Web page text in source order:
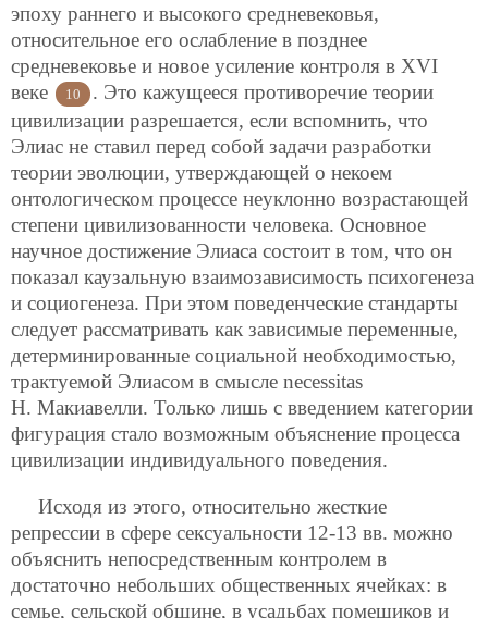
эпоху раннего и высокого средневековья,
относительное его ослабление в позднее
средневековье и новое усиление контроля в XVI
веке
10
. Это кажущееся противоречие теории
цивилизации разрешается, если вспомнить, что
Элиас не ставил перед собой задачи разработки
теории эволюции, утверждающей о некоем
онтологическом процессе неуклонно возрастающей
степени цивилизованности человека. Основное
научное достижение Элиаса состоит в том, что он
показал каузальную взаимозависимость психогенеза
и социогенеза. При этом поведенческие стандарты
следует рассматривать как зависимые переменные,
детерминированные социальной необходимостью,
трактуемой Элиасом в смысле necessitas
Н. Макиавелли. Только лишь с введением категории
фигурация стало возможным объяснение процесса
цивилизации индивидуального поведения.
Исходя из этого, относительно жесткие
репрессии в сфере сексуальности 12-13 вв. можно
объяснить непосредственным контролем в
достаточно небольших общественных ячейках: в
семье, сельской общине, в усадьбах помещиков и